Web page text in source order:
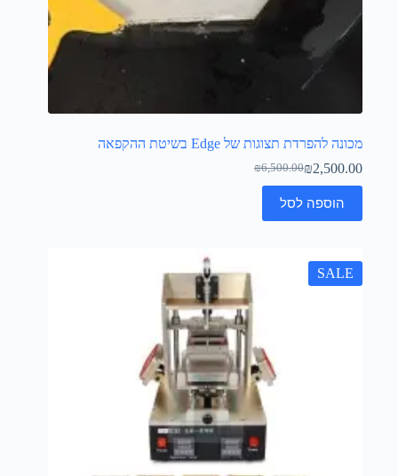
מכונה להפרדת תצוגות של Edge בשיטת ההקפאה
₪6,500.00₪2,500.00
הוספה לסל
SALE